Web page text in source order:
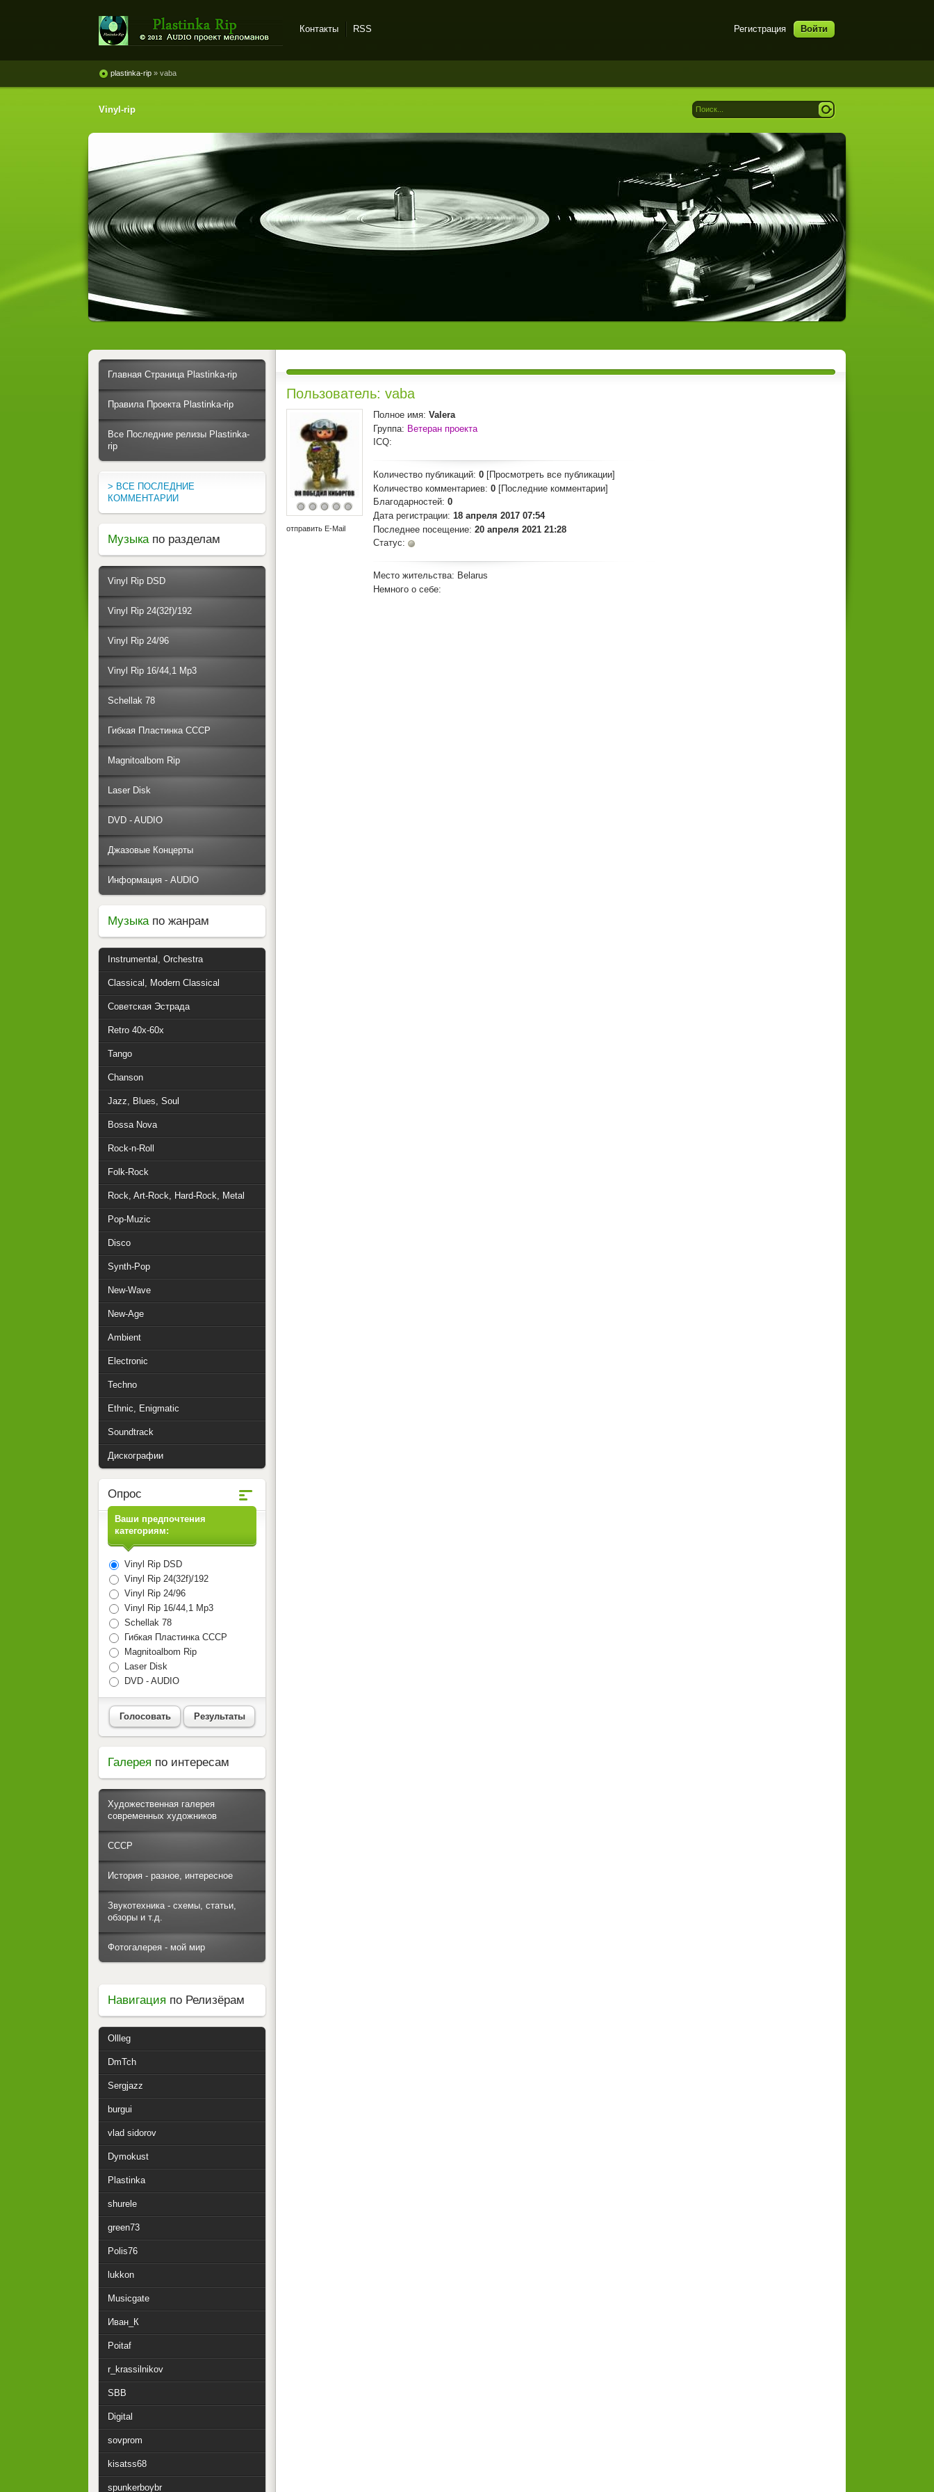
винила и магнитоальбомов
Регистрация Войти
Контакты RSS
plastinka-rip » vaba
Vinyl-rip
Пользователь: vaba
отправить E-Mail
Полное имя: Valera
Группа: Ветеран проекта
ICQ:
Количество публикаций: 0 [Просмотреть все публикации]
Количество комментариев: 0 [Последние комментарии]
Благодарностей: 0
Дата регистрации: 18 апреля 2017 07:54
Последнее посещение: 20 апреля 2021 21:28
Статус:
Место жительства: Belarus
Немного о себе:
Главная Страница Plastinka-rip
Правила Проекта Plastinka-rip
Все Последние релизы Plastinka-
rip
> ВСЕ ПОСЛЕДНИЕ
КОММЕНТАРИИ
Музыка по разделам
Vinyl Rip DSD
Vinyl Rip 24(32f)/192
Vinyl Rip 24/96
Vinyl Rip 16/44,1 Mp3
Schellak 78
Гибкая Пластинка СССР
Magnitoalbom Rip
Laser Disk
DVD - AUDIO
Джазовые Концерты
Информация - AUDIO
Музыкапо жанрам
Instrumental, Orchestra
Classical, Modern Classical
Советская Эстрада
Retro 40x-60x
Tango
Chanson
Jazz, Blues, Soul
Bossa Nova
Rock-n-Roll
Folk-Rock
Rock, Art-Rock, Hard-Rock, Metal
Pop-Muzic
Disco
Synth-Pop
New-Wave
New-Age
Ambient
Electronic
Techno
Ethnic, Enigmatic
Soundtrack
Дискографии
Опрос
Ваши предпочтения
категориям:
Vinyl Rip DSD
Vinyl Rip 24(32f)/192
Vinyl Rip 24/96
Vinyl Rip 16/44,1 Mp3
Schellak 78
Гибкая Пластинка СССР
Magnitoalbom Rip
Laser Disk
DVD - AUDIO
Голосовать Результаты
Галерея по интересам
Художественная галерея
современных художников
СССР
История - разное, интересное
Звукотехника - схемы, статьи,
обзоры и т.д.
Фотогалерея - мой мир
Навигация по Релизёрам
Ollleg
DmTch
Sergjazz
burgui
vlad sidorov
Dymokust
Plastinka
shurele
green73
Polis76
lukkon
Musicgate
Иван_К
Poitaf
r_krassilnikov
SBB
Digital
sovprom
kisatss68
spunkerboybr